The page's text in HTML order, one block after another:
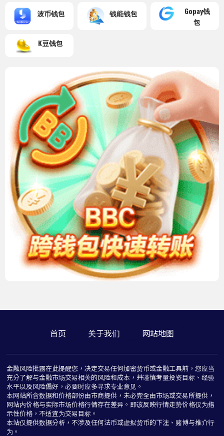
波币钱包 钱能钱包
Gopay钱
包
K豆钱包
首页 关于我们 网站地图
金融风险批露在此提醒您，决定交易任何加密货币或金融工具前，您应当
充分了解与金融市场交易相关的风险和成本，并谨慎考量投资目标、经验
水平以及风险偏好，必要时应多寻求专业意见。
本网站所含数据和价格部份由市商提供，未必完全由市场或交易所提供，
网站内价格与实际市场价格行情存在差异。即该反映行情走势价格仅为指
示性价格，不适宜为交易目标。
本站仅提供数据分析，不涉及任何法币或虚拟货币的下注、赌博与推介行
为。